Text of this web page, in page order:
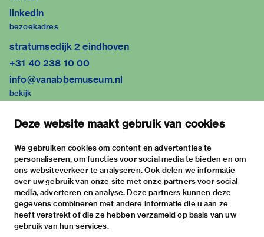
Deze website maakt gebruik van cookies
We gebruiken cookies om content en advertenties te
personaliseren, om functies voor social media te bieden en om
ons websiteverkeer te analyseren. Ook delen we informatie
over uw gebruik van onze site met onze partners voor social
media, adverteren en analyse. Deze partners kunnen deze
gegevens combineren met andere informatie die u aan ze
heeft verstrekt of die ze hebben verzameld op basis van uw
gebruik van hun services.
linkedin
bezoekadres
stratumsedijk 2 eindhoven
+31 40 238 10 00
info@vanabbemuseum.nl
bekijk
activiteiten
praktische informatie
over
het museum
de collectie
fondsen & partners